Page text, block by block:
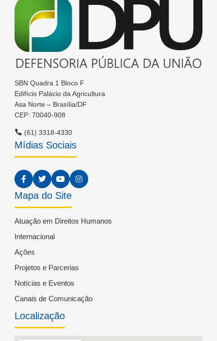
SBN Quadra 1 Bloco F
Edifício Palácio da Agricultura
Asa Norte – Brasília/DF
CEP: 70040-908
(61) 3318-4330
Mídias Sociais
Mapa do Site
Atuação em Direitos Humanos
Internacional
Ações
Projetos e Parcerias
Notícias e Eventos
Canais de Comunicação
Localização